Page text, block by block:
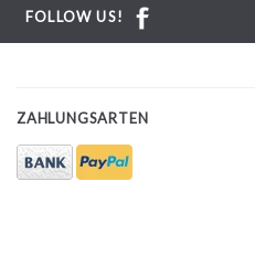
FOLLOW US!
ZAHLUNGSARTEN